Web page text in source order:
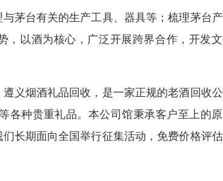
茅台有关的生产工具、器具等；梳理茅台
，以酒为核心，广泛开展跨界合作，开发
义烟酒礼品回收，是一家正规的老酒回收
各种贵重礼品。本公司馆秉承客户至上的
长期面向全国举行征集活动，免费价格评